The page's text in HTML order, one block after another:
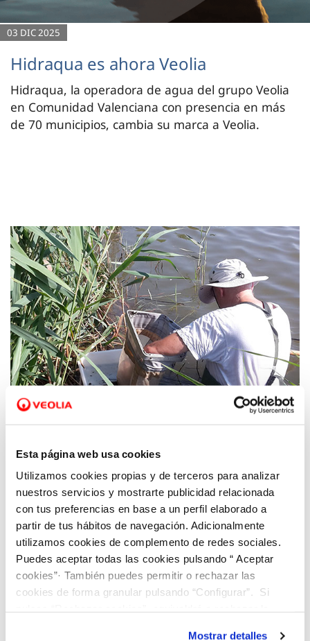
Esta página web usa cookies
Utilizamos cookies propias y de terceros para analizar
nuestros servicios y mostrarte publicidad relacionada
con tus preferencias en base a un perfil elaborado a
partir de tus hábitos de navegación. Adicionalmente
utilizamos cookies de complemento de redes sociales.
Puedes aceptar todas las cookies pulsando “ Aceptar
cookies”· También puedes permitir o rechazar las
cookies de forma granular pulsando “Configurar”. Si
Mostrar detalles
03 DIC 2025
Hidraqua es ahora Veolia
Hidraqua, la operadora de agua del grupo Veolia
en Comunidad Valenciana con presencia en más
de 70 municipios, cambia su marca a Veolia.
13 OCT 2020
biológicos acuáticos indicadores de la
calidad del agua en los humedales del
Tancat de l'Illa y Tancat de Milia